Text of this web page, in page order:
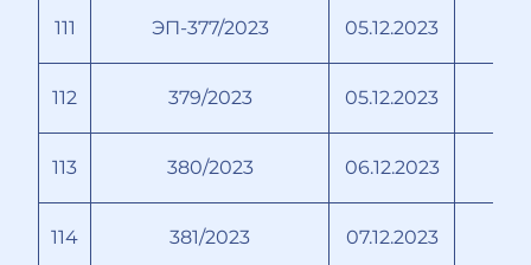
111 ЭП-377/2023 05.12.2023
112 379/2023 05.12.2023
113 380/2023 06.12.2023
114 381/2023 07.12.2023